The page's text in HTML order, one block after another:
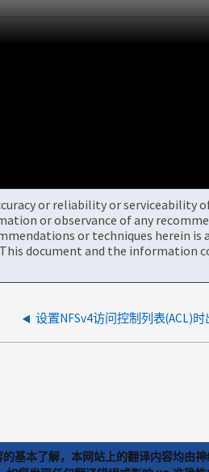
or reliability or
or observance of any
or techniques herein
document and the information
设置NFSv4访问控制列表(ACL)
基本了解，本网站上的翻译内容均由